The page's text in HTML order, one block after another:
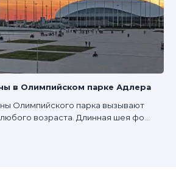
в Олимпийском парке Адлера
Олимпийского парка вызывают
возраста. Длинная шея фо...